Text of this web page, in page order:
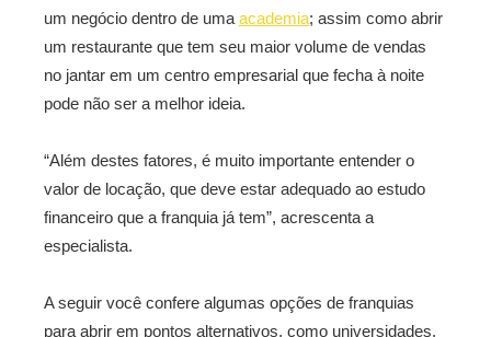
um negócio dentro de uma academia; assim como abrir
um restaurante que tem seu maior volume de vendas
no jantar em um centro empresarial que fecha à noite
pode não ser a melhor ideia.
“Além destes fatores, é muito importante entender o
valor de locação, que deve estar adequado ao estudo
financeiro que a franquia já tem”, acrescenta a
especialista.
A seguir você confere algumas opções de franquias
para abrir em pontos alternativos, como universidades,